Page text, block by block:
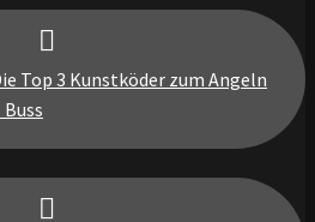
Top 3 Kunstköder zum Angeln